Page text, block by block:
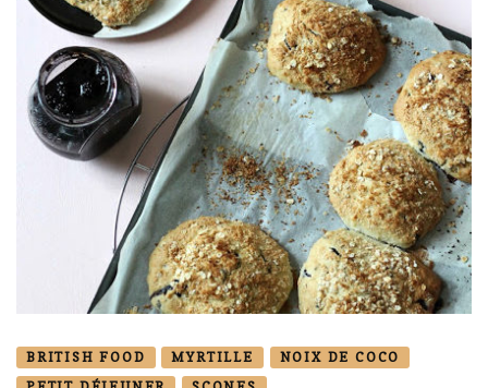
BRITISH FOOD MYRTILLE
NOIX DE COCO